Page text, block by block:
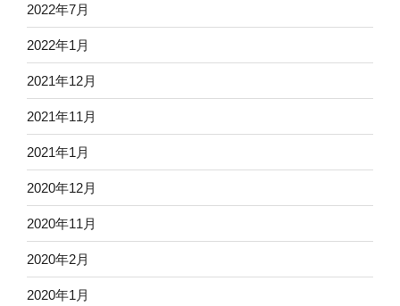
2022年7月
2022年1月
2021年12月
2021年11月
2021年1月
2020年12月
2020年11月
2020年2月
2020年1月